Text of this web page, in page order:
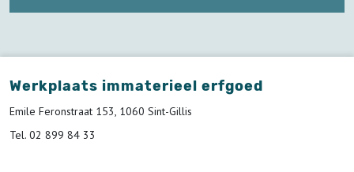
Werkplaats immaterieel erfgoed
Emile Feronstraat 153, 1060 Sint-Gillis
Tel. 02 899 84 33